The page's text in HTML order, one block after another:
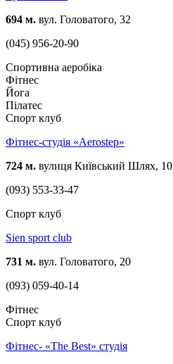
694 м. вул. Головатого, 32
(045) 956-20-90
Спортивна аеробіка
Фітнес
Йога
Пілатес
Спорт клуб
Фітнес-студія «Aerostep»
724 м. вулиця Київський Шлях, 10
(093) 553-33-47
Спорт клуб
Sien sport club
731 м. вул. Головатого, 20
(093) 059-40-14
Фітнес
Спорт клуб
Фітнес- «The Best» студія